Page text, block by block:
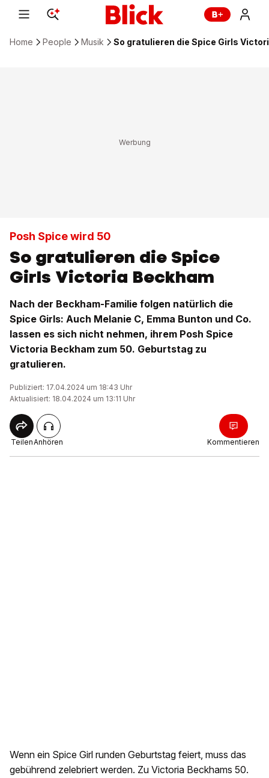
Home People Musik So gratulieren die Spice Girls
Posh Spice wird 50
So gratulieren die Spice
Girls Victoria Beckham
Nach der Beckham-Familie folgen natürlich die
Spice Girls: Auch Melanie C, Emma Bunton und Co.
lassen es sich nicht nehmen, ihrem Posh Spice
Victoria Beckham zum 50. Geburtstag zu
gratulieren.
Publiziert: 17.04.2024 um 18:43 Uhr
Aktualisiert: 18.04.2024 um 13:11 Uhr
TeilenAnhören Kommentieren
Wenn ein Spice Girl runden Geburtstag feiert, muss das
gebührend zelebriert werden. Zu Victoria Beckhams 50.